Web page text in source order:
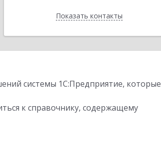
Показать контакты
Назад
системы 1С:Предприятие, которые
к справочнику, содержащему